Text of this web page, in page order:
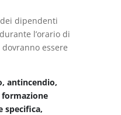
dipendenti
l’orario di
essere
antincendio,
specifica,